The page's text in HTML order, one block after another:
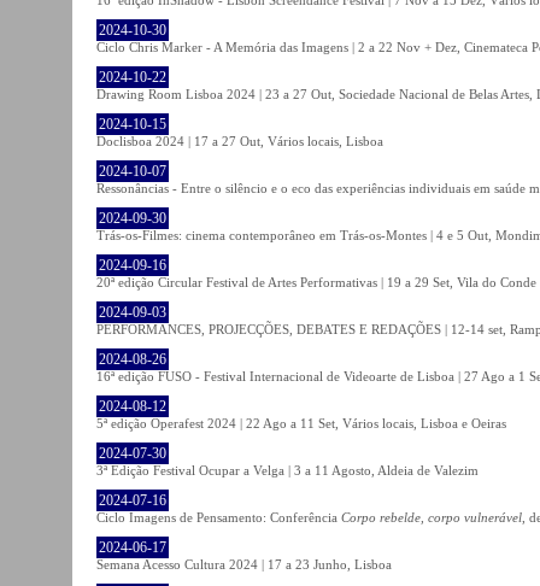
2024-10-30
Ciclo Chris Marker - A Memória das Imagens | 2 a 22 Nov + Dez, Cinemateca
2024-10-22
Drawing Room Lisboa 2024 | 23 a 27 Out, Sociedade Nacional de Belas Artes,
2024-10-15
Doclisboa 2024 | 17 a 27 Out, Vários locais, Lisboa
2024-10-07
Ressonâncias - Entre o silêncio e o eco das experiências individuais em
2024-09-30
Trás-os-Filmes: cinema contemporâneo em Trás-os-Montes | 4 e 5 Out,
2024-09-16
20ª edição Circular Festival de Artes Performativas | 19 a 29 Set, Vila do Conde
2024-09-03
PERFORMANCES, PROJECÇÕES, DEBATES E REDAÇÕES | 12-14 set,
2024-08-26
16ª edição FUSO - Festival Internacional de Videoarte de Lisboa | 27 Ago a 1
2024-08-12
5ª edição Operafest 2024 | 22 Ago a 11 Set, Vários locais, Lisboa e Oeiras
2024-07-30
3ª Edição Festival Ocupar a Velga | 3 a 11 Agosto, Aldeia de Valezim
2024-07-16
Ciclo Imagens de Pensamento: Conferência Corpo rebelde, corpo vulnerável ,
2024-06-17
Semana Acesso Cultura 2024 | 17 a 23 Junho, Lisboa